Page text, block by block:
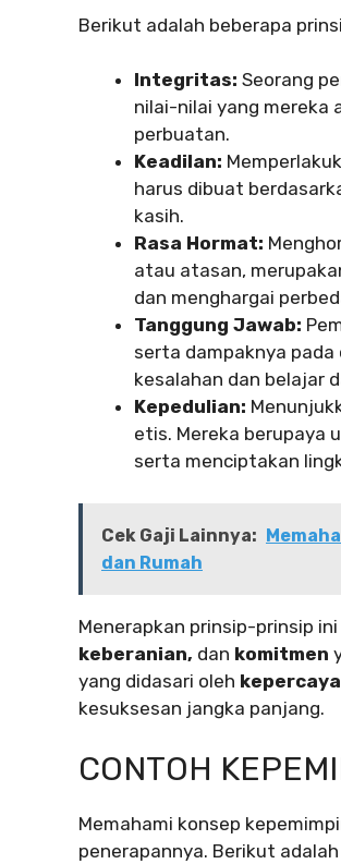
Berikut adalah beberapa
Integritas: Seorang
nilai-nilai yang mereka
perbuatan.
Keadilan:
harus dibuat
kasih.
Rasa Hormat:
atau atasan,
dan menghargai
Tanggung Jawab:
serta dampaknya
kesalahan dan belajar
Kepedulian:
etis. Mereka berupaya
serta menciptakan
Cek Gaji Lainnya:
dan Rumah
Menerapkan prinsip-prinsip
keberanian, dan komitmen
yang didasari oleh
kesuksesan jangka panjang.
CONTOH
Memahami konsep
penerapannya. Berikut